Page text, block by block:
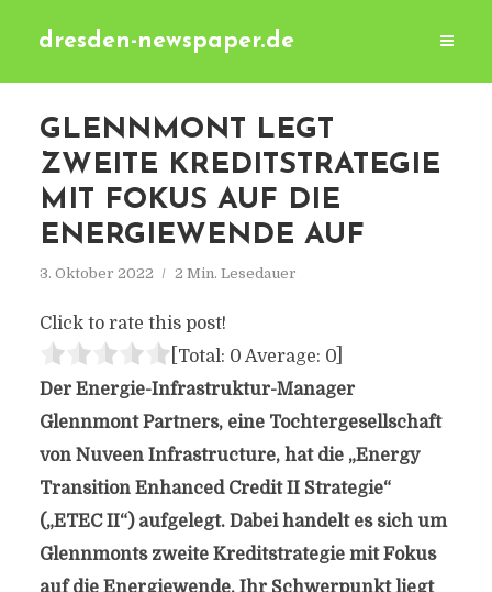
dresden-newspaper.de
GLENNMONT LEGT
ZWEITE KREDITSTRATEGIE
MIT FOKUS AUF DIE
ENERGIEWENDE AUF
3. Oktober 2022 2 Min. Lesedauer
Click to rate this post!
[Total: 0 Average: 0]
Der Energie-Infrastruktur-Manager
Glennmont Partners, eine Tochtergesellschaft
von Nuveen Infrastructure, hat die „Energy
Transition Enhanced Credit II Strategie“
(„ETEC II“) aufgelegt. Dabei handelt es sich um
Glennmonts zweite Kreditstrategie mit Fokus
auf die Energiewende. Ihr Schwerpunkt liegt